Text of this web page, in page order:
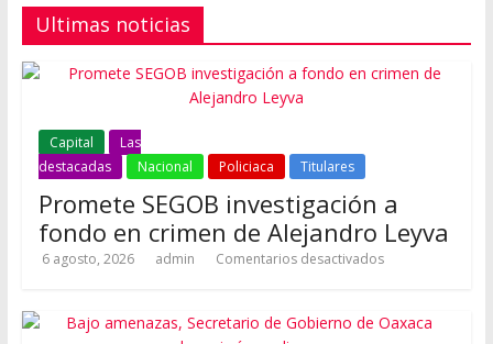
Ultimas noticias
Capital
Las
destacadas
Nacional Policiaca Titulares
Promete SEGOB investigación a
fondo en crimen de Alejandro Leyva
6 agosto, 2026 admin Comentarios desactivados